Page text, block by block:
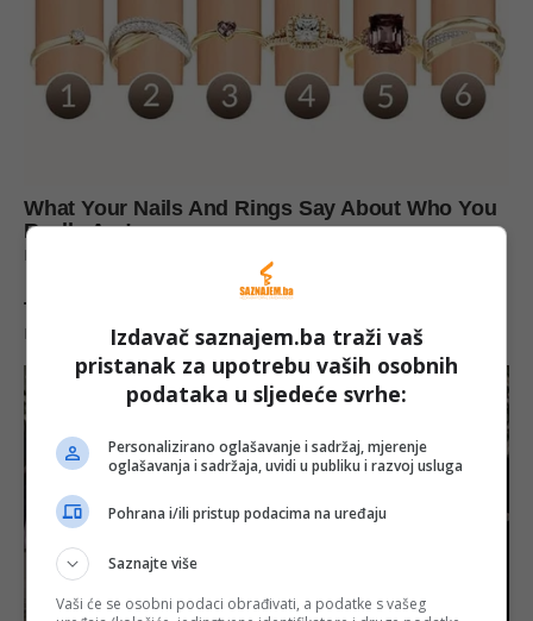
Izdavač saznajem.ba traži vaš
pristanak za upotrebu vaših osobnih
podataka u sljedeće svrhe:
Personalizirano oglašavanje i sadržaj, mjerenje
oglašavanja i sadržaja, uvidi u publiku i razvoj usluga
Pohrana i/ili pristup podacima na uređaju
Saznajte više
Vaši će se osobni podaci obrađivati, a podatke s vašeg